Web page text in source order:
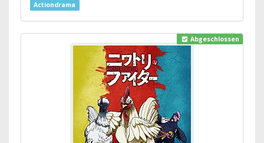
Actiondrama
Abgeschlossen